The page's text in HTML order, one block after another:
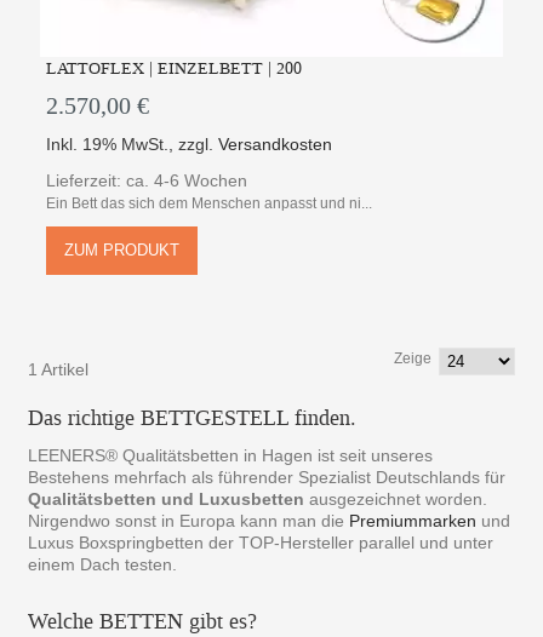
LATTOFLEX | EINZELBETT | 200
2.570,00 €
Inkl. 19% MwSt. ,zzgl.Versandkosten
Lieferzeit: ca. 4-6 Wochen
Ein Bett das sich dem Menschen anpasst und ni...
ZUM PRODUKT
1 Artikel
Zeige
Das richtige BETTGESTELL finden.
LEENERS® Qualitätsbetten in Hagen ist seit unseres
Bestehens mehrfach als führender Spezialist Deutschlands für
Qualitätsbetten und Luxusbettenausgezeichnet worden.
Nirgendwo sonst in Europa kann man die Premiummarken und
Luxus Boxspringbetten der TOP-Hersteller parallel und unter
einem Dach testen.
Welche BETTEN gibt es?